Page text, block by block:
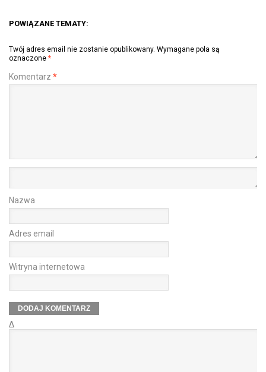
POWIĄZANE TEMATY:
Twój adres email nie zostanie opublikowany. Wymagane pola są
oznaczone *
Komentarz *
Nazwa
Adres email
Witryna internetowa
Δ